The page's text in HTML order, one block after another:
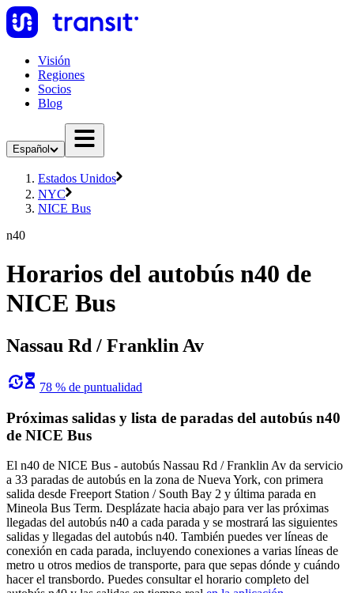
Visión
Regiones
Socios
Blog
Español
Estados Unidos
NYC
NICE Bus
n40
Horarios del autobús n40 de
NICE Bus
Nassau Rd / Franklin Av
78 % de puntualidad
Próximas salidas y lista de paradas del autobús n40
de NICE Bus
El n40 de NICE Bus - autobús Nassau Rd / Franklin Av da servicio
a 33 paradas de autobús en la zona de Nueva York, con primera
salida desde Freeport Station / South Bay 2 y última parada en
Mineola Bus Term. Desplázate hacia abajo para ver las próximas
llegadas del autobús n40 a cada parada y se mostrará las siguientes
salidas y llegadas del autobús n40. También puedes ver líneas de
conexión en cada parada, incluyendo conexiones a varias líneas de
metro u otros medios de transporte, para que sepas dónde y cuándo
hacer el transbordo. Puedes consultar el horario completo del